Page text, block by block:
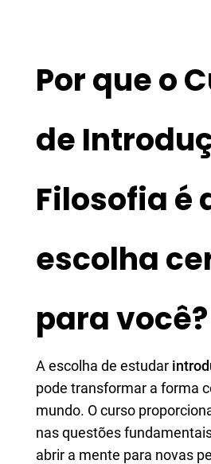
Por que o
de
Filosofia é
escolha
para você?
A escolha de estudar
pode transformar a forma
mundo. O curso
nas questões
abrir a mente para novas